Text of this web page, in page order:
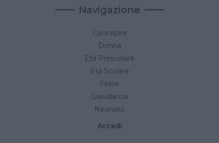
Navigazione
Concepire
Donna
Età Prescolare
Età Scolare
Feste
Gravidanza
Neonato
Accedi